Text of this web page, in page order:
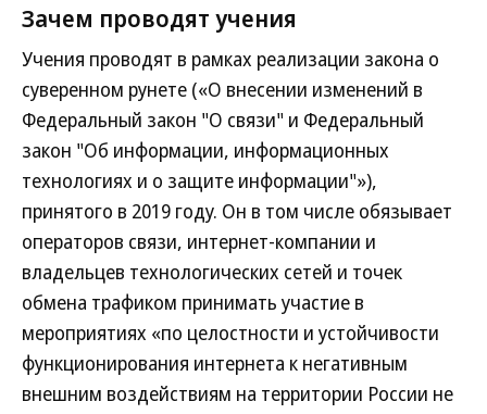
Зачем проводят учения
Учения проводят в рамках реализации закона о
суверенном рунете («О внесении изменений в
Федеральный закон "О связи" и Федеральный
закон "Об информации, информационных
технологиях и о защите информации"»),
принятого в 2019 году. Он в том числе обязывает
операторов связи, интернет-компании и
владельцев технологических сетей и точек
обмена трафиком принимать участие в
мероприятиях «по целостности и устойчивости
функционирования интернета к негативным
внешним воздействиям на территории России не